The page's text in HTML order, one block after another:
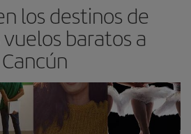
los destinos de
baratos a
Cancún